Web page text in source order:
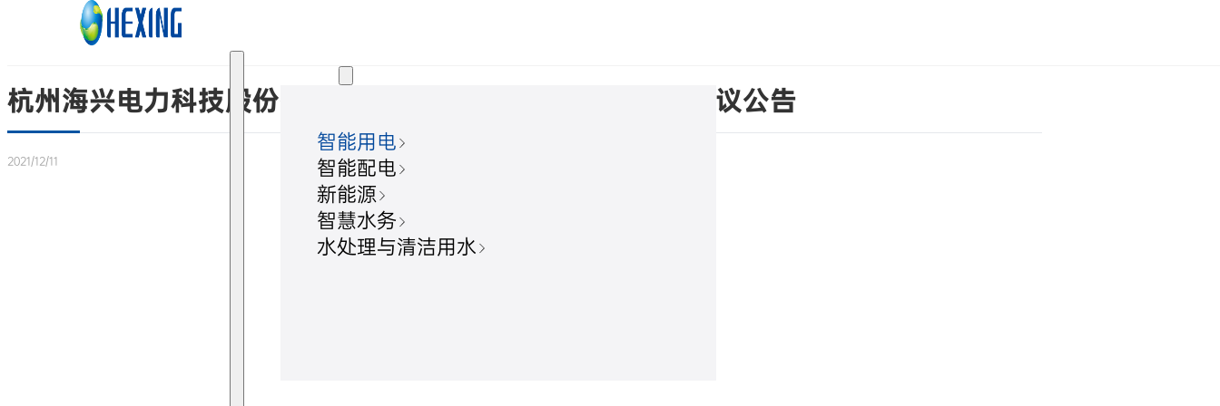
跳转到主要内容 跳转到页脚
智能用电
智能配电
新能源
智慧水务
水处理与清洁用水
杭州海兴电力科技股份有限公司第四届监事会第一次会议决议公告
2021/12/11